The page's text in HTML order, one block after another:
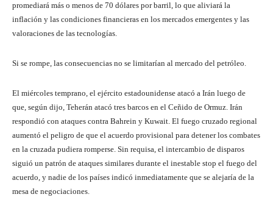
promediará más o menos de 70 dólares por barril, lo que aliviará la
inflación y las condiciones financieras en los mercados emergentes y las
valoraciones de las tecnologías.
Si se rompe, las consecuencias no se limitarían al mercado del petróleo.
El miércoles temprano, el ejército estadounidense atacó a Irán luego de
que, según dijo, Teherán atacó tres barcos en el Ceñido de Ormuz. Irán
respondió con ataques contra Bahrein y Kuwait. El fuego cruzado regional
aumentó el peligro de que el acuerdo provisional para detener los combates
en la cruzada pudiera romperse. Sin requisa, el intercambio de disparos
siguió un patrón de ataques similares durante el inestable stop el fuego del
acuerdo, y nadie de los países indicó inmediatamente que se alejaría de la
mesa de negociaciones.